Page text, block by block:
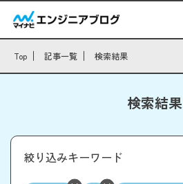
Top 記事一覧 検索結果
検索結果
絞り込みキーワード